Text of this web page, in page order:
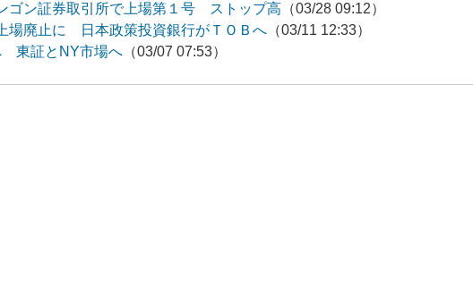
ゴン証券取引所で上場第１号 ストップ高 （03/28 09:12）
場廃止に 日本政策投資銀行がＴＯＢへ （03/11 12:33）
東証とNY市場へ （03/07 07:53）